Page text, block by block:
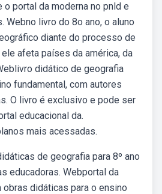
portal da moderna no pnld e
Webno livro do 8o ano, o aluno
diante do processo de
afeta países da américa, da
didático de geografia
fundamental, com autores
O livro é exclusivo e pode ser
educacional da.
mais acessadas.
de geografia para 8º ano
educadoras. Webportal da
didáticas para o ensino